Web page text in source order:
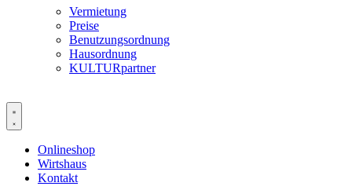
Vermietung
Preise
Benutzungsordnung
Hausordnung
KULTURpartner
Onlineshop
Wirtshaus
Kontakt